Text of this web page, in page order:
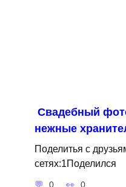
Свадебный
нежные
Поделитья с
сетях:1Поделился
0 0